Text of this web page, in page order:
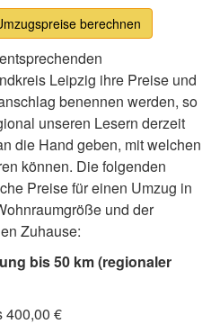
berechnen
Leipzig ihre Preise und
benennen werden, so
unseren Lesern derzeit
die Hand geben, mit welchen
können. Die folgenden
Preise für einen Umzug in
und der
Zuhause:
bis 50 km (regionaler
400,00 €